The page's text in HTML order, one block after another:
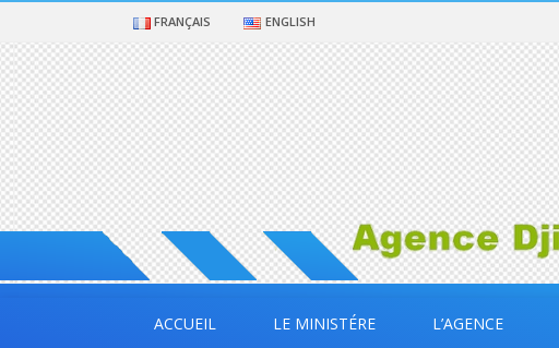
FRANÇAIS ENGLISH
ACCUEIL LE MINISTÉRE L’AGENCE